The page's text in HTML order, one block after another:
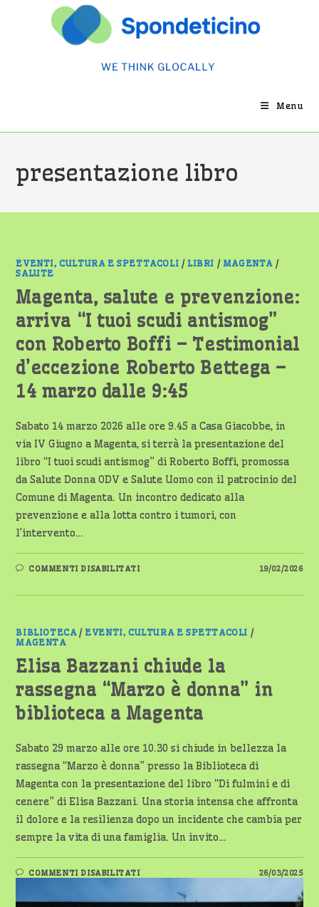
Menu
presentazione libro
EVENTI, CULTURA E SPETTACOLI /LIBRI / MAGENTA /
SALUTE
Magenta, salute e prevenzione:
arriva “I tuoi scudi antismog”
con Roberto Boffi – Testimonial
d’eccezione Roberto Bettega –
14 marzo dalle 9:45
Sabato 14 marzo 2026 alle ore 9.45 a Casa Giacobbe, in
via IV Giugno a Magenta, si terrà la presentazione del
libro “I tuoi scudi antismog” di Roberto Boffi, promossa
da Salute Donna ODV e Salute Uomo con il patrocinio del
Comune di Magenta. Un incontro dedicato alla
prevenzione e alla lotta contro i tumori, con
l’intervento…
COMMENTI DISABILITATISU
E
TUOI
CON
ROBERTO
–
TESTIMONIAL
D’ECCEZIONE
ROBERTO
BETTEGA
14
MARZO
DALLE
9:45
19/02/2026
BIBLIOTECA/ EVENTI, CULTURA E SPETTACOLI /
MAGENTA
Elisa Bazzani chiude la
rassegna “Marzo è donna” in
biblioteca a Magenta
Sabato 29 marzo alle ore 10.30 si chiude in bellezza la
rassegna “Marzo è donna” presso la Biblioteca di
Magenta con la presentazione del libro “Di fulmini e di
cenere” di Elisa Bazzani. Una storia intensa che affronta
il dolore e la resilienza dopo un incidente che cambia per
sempre la vita di una famiglia. Un invito…
COMMENTI DISABILITATISU
ELISA
BAZZANI
CHIUDE
26/03/2025